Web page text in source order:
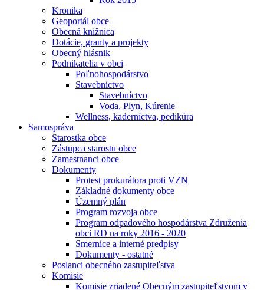
Kronika
Geoportál obce
Obecná knižnica
Dotácie, granty a projekty
Obecný hlásnik
Podnikatelia v obci
Poľnohospodárstvo
Stavebníctvo
Stavebníctvo
Voda, Plyn, Kúrenie
Wellness, kaderníctva, pedikúra
Samospráva
Starostka obce
Zástupca starostu obce
Zamestnanci obce
Dokumenty
Protest prokurátora proti VZN
Základné dokumenty obce
Územný plán
Program rozvoja obce
Program odpadového hospodárstva Združenia
obci RD na roky 2016 - 2020
Smernice a interné predpisy
Dokumenty - ostatné
Poslanci obecného zastupiteľstva
Komisie
Komisie zriadené Obecným zastupiteľstvom v